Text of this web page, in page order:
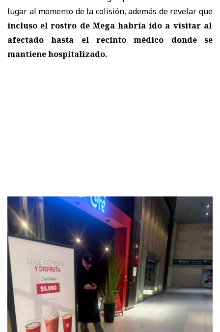
lugar al momento de la colisión, además de revelar que
incluso el rostro de Mega habría ido a visitar al
afectado hasta el recinto médico donde se
mantiene hospitalizado.